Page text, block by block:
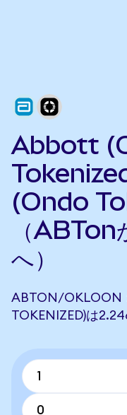
Abbott
(Ondo
（
へ）
ABTON/OKLOON
TOKENIZED)は